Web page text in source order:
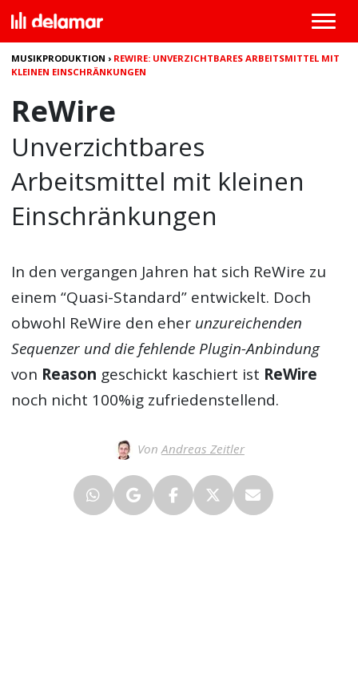
MUSIKPRODUKTION › REWIRE: UNVERZICHTBARES ARBEITSMITTEL MIT
KLEINEN EINSCHRÄNKUNGEN
ReWire
Unverzichtbares
Arbeitsmittel mit kleinen
Einschränkungen
In den vergangen Jahren hat sich ReWire zu
einem “Quasi-Standard” entwickelt. Doch
obwohl ReWire den eher unzureichenden
Sequenzer und die fehlende Plugin-Anbindung
von Reason geschickt kaschiert ist ReWire
noch nicht 100%ig zufriedenstellend.
Von Andreas Zeitler